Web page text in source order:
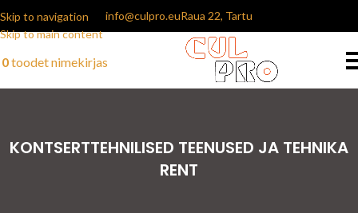
Skip to navigation
Skip to main content
info@culpro.euRaua 22, Tartu
0toodetnimekirjas
KONTSERTTEHNILISED TEENUSED JA TEHNIKA
RENT